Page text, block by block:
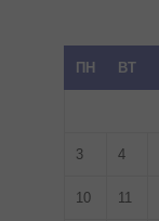
ПН ВТ
3 4
10 11